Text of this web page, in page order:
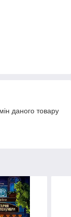
даного товару